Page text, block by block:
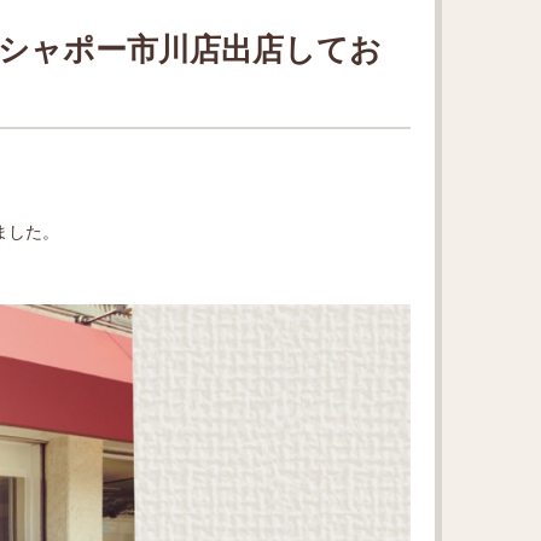
ャポー市川店出店してお
た。